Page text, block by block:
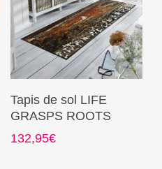
être
choisies
sur
page
du
produit
Choix Des Options
produit
a
plusieurs
Tapis de sol LIFE
GRASPS ROOTS
132,95€